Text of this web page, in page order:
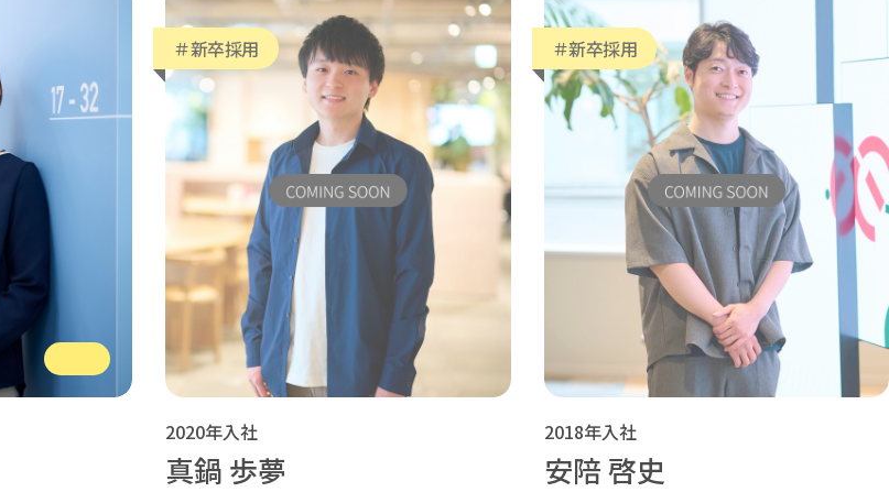
＃新卒採用
2020年入社
真鍋 歩夢
＃新卒採用
2018年入社
安陪 啓史